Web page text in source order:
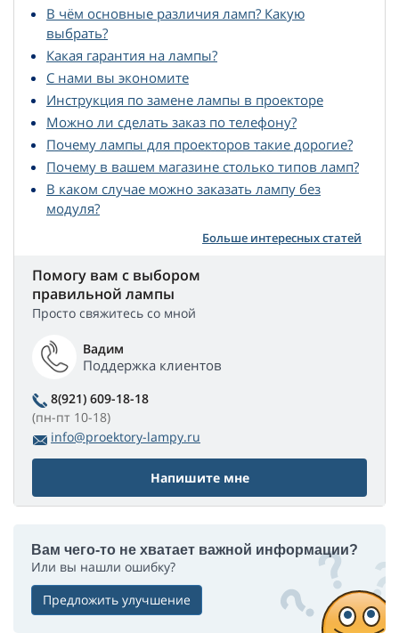
В чём основные различия ламп? Какую
выбрать?
Какая гарантия на лампы?
С нами вы экономите
Инструкция по замене лампы в проекторе
Можно ли сделать заказ по телефону?
Почему лампы для проекторов такие дорогие?
Почему в вашем магазине столько типов ламп?
В каком случае можно заказать лампу без
модуля?
Больше интересных статей
Помогу вам с выбором
правильной лампы
Просто свяжитесь со мной
Вадим
Поддержка клиентов
8(921) 609-18-18
(пн-пт 10-18)
info@proektory-lampy.ru
Напишите мне
Вам чего-то не хватает важной информации?
Или вы нашли ошибку?
Предложить улучшение